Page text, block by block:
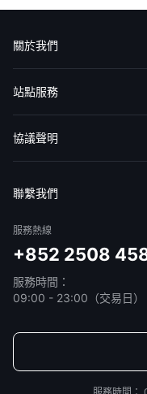
關於我們
認識華盛
媒體報導
意見反饋
站點服務
收費標準
交易工具
幫助中心
協議聲明
聯繫我們
服務熱線
+852 2508
服務時間：
09:00 - 23:00（交易日）